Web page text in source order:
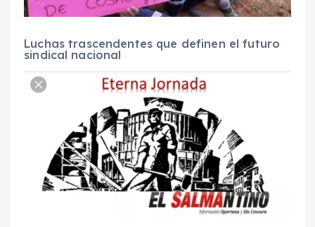
Luchastrascendentes que definen el futuro
sindical nacional